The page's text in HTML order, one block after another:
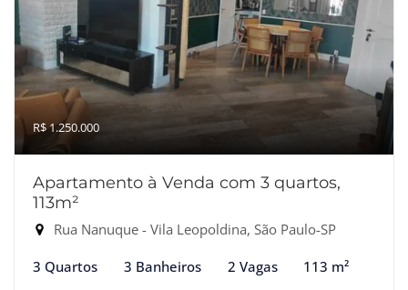
R$ 1.250.000
Apartamento à Venda com 3 quartos,
113m²
Rua Nanuque - Vila Leopoldina, São Paulo-SP
3 Quartos 3 Banheiros 2 Vagas 113 m²